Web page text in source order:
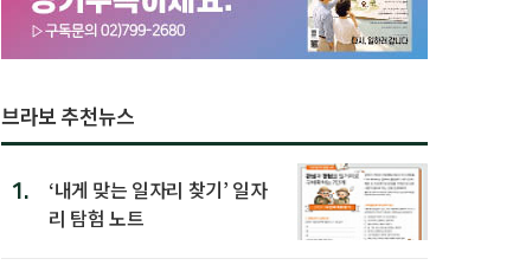
브라보 추천뉴스
1.
‘내게 맞는 일자리 찾기’ 일자
리 탐험 노트